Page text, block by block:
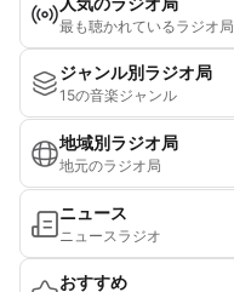
最も聴かれているラジオ局
ジャンル別ラジオ局
15の音楽ジャンル
地域別ラジオ局
地元のラジオ局
ニュース
ニュースラジオ
おすすめ